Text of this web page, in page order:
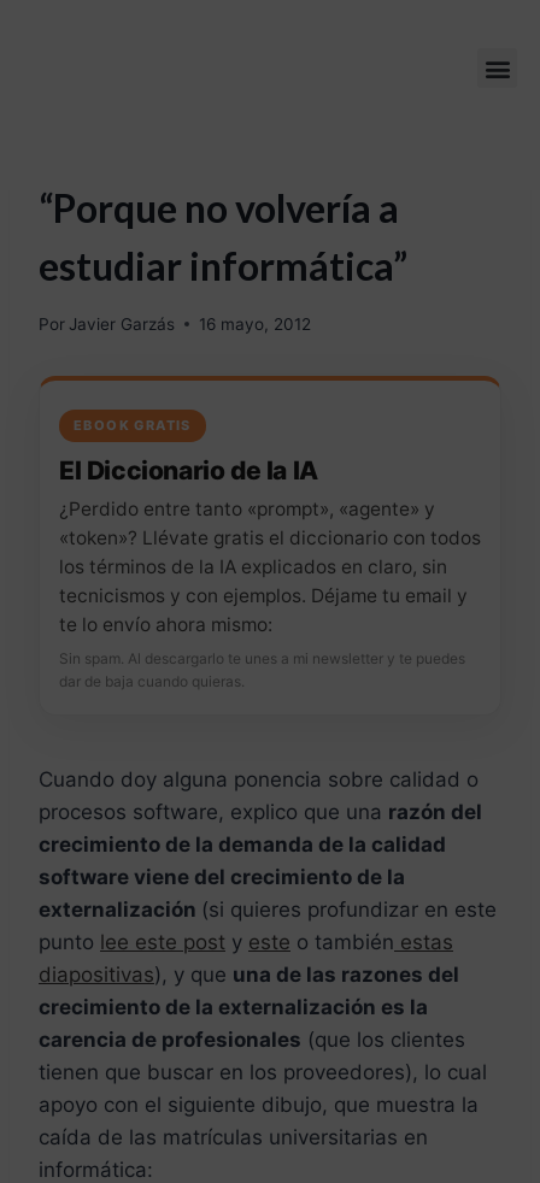
“Porque no volvería a
estudiar informática”
Por Javier Garzás 16 mayo, 2012
EBOOK GRATIS
El Diccionario de la IA
¿Perdido entre tanto «prompt», «agente» y
«token»? Llévate gratis el diccionario con todos
los términos de la IA explicados en claro, sin
tecnicismos y con ejemplos. Déjame tu email y
te lo envío ahora mismo:
Sin spam. Al descargarlo te unes a mi newsletter y te puedes
dar de baja cuando quieras.
Cuando doy alguna ponencia sobre calidad o
procesos software, explico que una razón del
crecimiento de la demanda de la calidad
software viene del crecimiento de la
externalización (si quieres profundizar en este
punto lee este post y este o también estas
diapositivas), y que una de las razones del
crecimiento de la externalización es la
carencia de profesionales (que los clientes
tienen que buscar en los proveedores), lo cual
apoyo con el siguiente dibujo, que muestra la
caída de las matrículas universitarias en
informática: